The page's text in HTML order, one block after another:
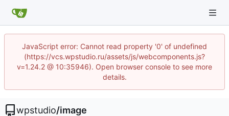
JavaScript error: Cannot read property '0' of undefined
(https://vcs.wpstudio.ru/assets/js/webcomponents.js?
v=1.24.2 @ 10:35946). Open browser console to see more
details.
wpstudio/image